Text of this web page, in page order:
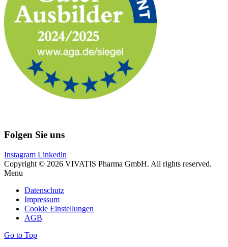
Folgen Sie uns
Instagram Linkedin
Copyright © 2026 VIVATIS Pharma GmbH. All rights reserved.
Menu
Datenschutz
Impressum
Cookie Einstellungen
AGB
Go to Top